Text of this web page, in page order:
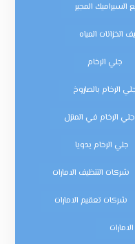
السيراميك المجير
الخزانات المياه
جلي الرخام
الرخام بالصاروخ
جلي الرخام في المنزل
جلي الرخام يدويا
شركات التنظيف الامارات
شركات تعقيم الامارات